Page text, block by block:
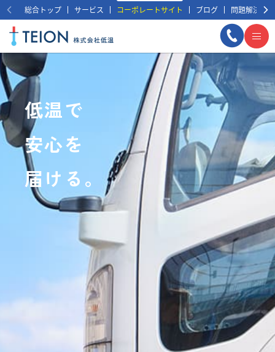
総合トップ サービス コーポレートサイト ブログ 問題解決事例
まずは相談する
低温で
安心を
届ける。